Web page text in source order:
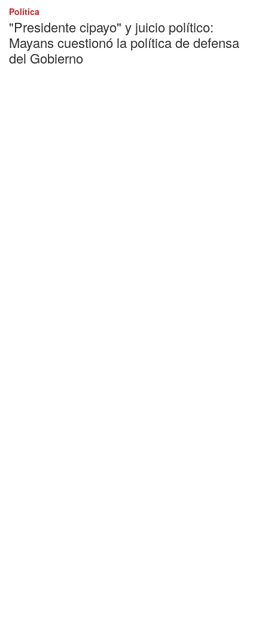
Política
"Presidente cipayo" y juicio político:
Mayans cuestionó la política de defensa
del Gobierno